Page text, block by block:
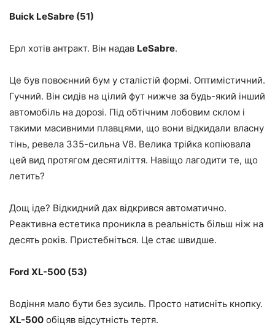
Buick LeSabre (51)
Ерл хотів антракт. Він надав LeSabre.
Це був повоєнний бум у сталістій ​​формі. Оптимістичний.
Гучний. Він сидів на цілий фут нижче за будь-який інший
автомобіль на дорозі. Під обтічним лобовим склом і
такими масивними плавцями, що вони відкидали власну
тінь, ревела 335-сильна V8. Велика трійка копіювала
цей вид протягом десятиліття. Навіщо лагодити те, що
летить?
Дощ іде? Відкидний дах відкрився автоматично.
Реактивна естетика проникла в реальність більш ніж на
десять років. Пристебніться. Це стає швидше.
Ford XL-500 (53)
Водіння мало бути без зусиль. Просто натисніть кнопку.
XL-500 обіцяв відсутність тертя.